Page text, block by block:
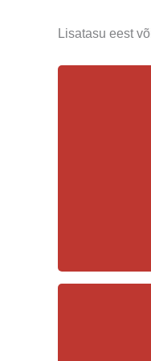
Lisatasu eest